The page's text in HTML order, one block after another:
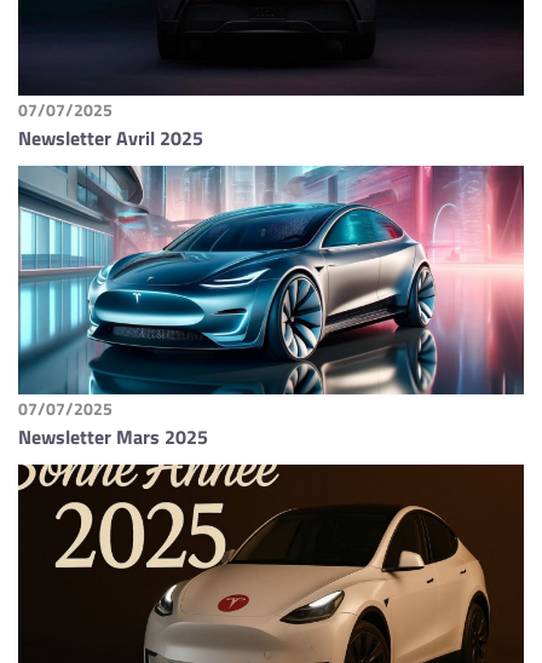
07/07/2025
Newsletter Avril 2025
07/07/2025
Newsletter Mars 2025